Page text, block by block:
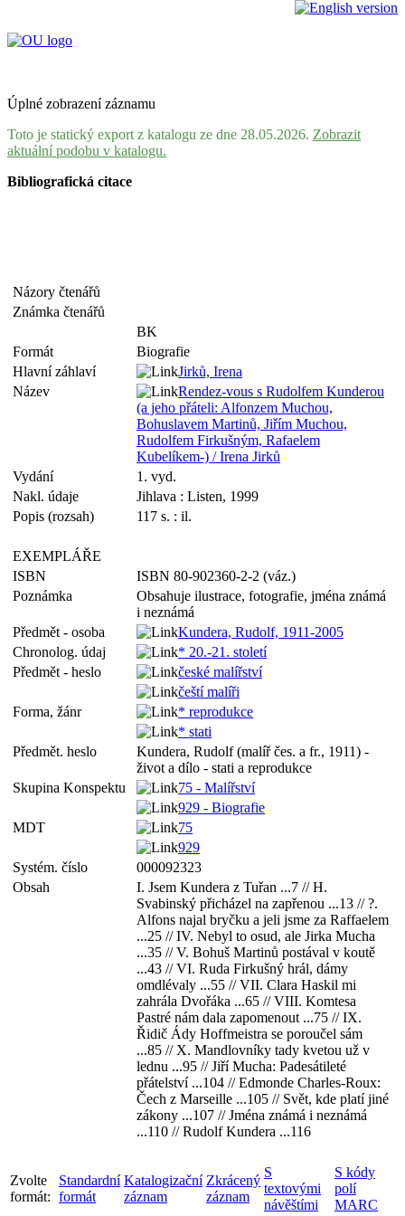
Úplné zobrazení záznamu
Toto je statický export z katalogu ze dne 28.05.2026. Zobrazit
aktuální podobu v katalogu.
Bibliografická citace
Názory čtenářů
Známka čtenářů
BK
Formát
Biografie
Hlavní záhlaví
Jirků, Irena
Název
Rendez-vous s Rudolfem Kunderou
(a jeho přáteli: Alfonzem Muchou,
Bohuslavem Martinů, Jiřím Muchou,
Rudolfem Firkušným, Rafaelem
Kubelíkem-) / Irena Jirků
Vydání
1. vyd.
Nakl. údaje
Jihlava : Listen, 1999
Popis (rozsah)
117 s. : il.
EXEMPLÁŘE
ISBN
ISBN 80-902360-2-2 (váz.)
Poznámka
Obsahuje ilustrace, fotografie, jména známá
i neznámá
Předmět - osoba
Kundera, Rudolf, 1911-2005
Chronolog. údaj
* 20.-21. století
Předmět - heslo
české malířství
čeští malíři
Forma, žánr
* reprodukce
* stati
Předmět. heslo
Kundera, Rudolf (malíř čes. a fr., 1911) -
život a dílo - stati a reprodukce
Skupina Konspektu
75 - Malířství
929 - Biografie
MDT
75
929
Systém. číslo
000092323
Obsah
I. Jsem Kundera z Tuřan ...7 // H.
Svabinský přicházel na zapřenou ...13 // ?.
Alfons najal bryčku a jeli jsme za Raffaelem
...25 // IV. Nebyl to osud, ale Jirka Mucha
...35 // V. Bohuš Martinů postával v koutě
...43 // VI. Ruda Firkušný hrál, dámy
omdlévaly ...55 // VII. Clara Haskil mi
zahrála Dvořáka ...65 // VIII. Komtesa
Pastré nám dala zapomenout ...75 // IX.
Řidič Ády Hoffmeistra se poroučel sám
...85 // X. Mandlovníky tady kvetou už v
lednu ...95 // Jiří Mucha: Padesátileté
přátelství ...104 // Edmonde Charles-Roux:
Čech z Marseille ...105 // Svět, kde platí jiné
zákony ...107 // Jména známá i neznámá
...110 // Rudolf Kundera ...116
Zvolte
formát:
Standardní
formát
Katalogizační
záznam
Zkrácený
záznam
S
textovými
návěštími
S kódy
polí
MARC